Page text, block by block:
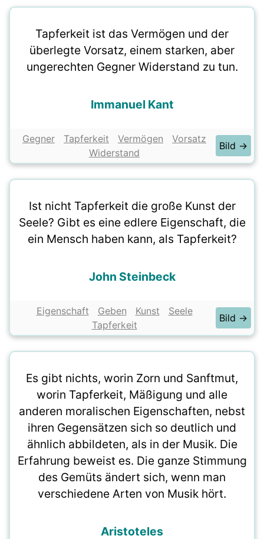
Tapferkeit ist das Vermögen und der
überlegte Vorsatz, einem starken, aber
ungerechten Gegner Widerstand zu tun.
Immanuel Kant
Gegner Tapferkeit Vermögen
Vorsatz
Widerstand
Bild →
Ist nicht Tapferkeit die große Kunst der
Seele? Gibt es eine edlere Eigenschaft, die
ein Mensch haben kann, als Tapferkeit?
John Steinbeck
Eigenschaft Geben Kunst
Seele
Tapferkeit
Bild →
Es gibt nichts, worin Zorn und Sanftmut,
worin Tapferkeit, Mäßigung und alle
anderen moralischen Eigenschaften, nebst
ihren Gegensätzen sich so deutlich und
ähnlich abbildeten, als in der Musik. Die
Erfahrung beweist es. Die ganze Stimmung
des Gemüts ändert sich, wenn man
verschiedene Arten von Musik hört.
Aristoteles